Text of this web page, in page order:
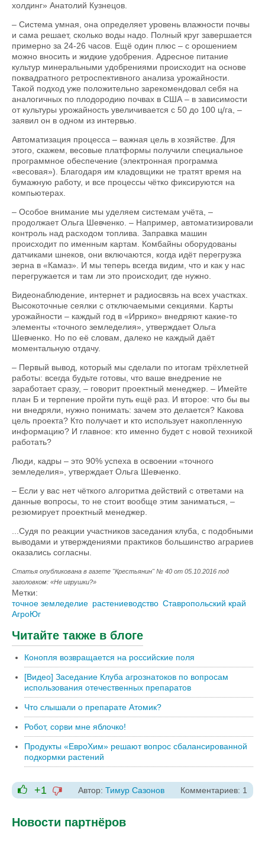
холдинг» Анатолий Кузнецов.
– Система умная, она определяет уровень влажности почвы
и сама решает, сколько воды надо. Полный круг завершается
примерно за 24-26 часов. Ещё один плюс – с орошением
можно вносить и жидкие удобрения. Адресное питание
культур минеральными удоб­рения­­ми происходит на основе
поквадратного ретроспективного анализа урожайности.
Такой подход уже положительно зарекомендовал себя на
аналогичных по плодородию почвах в США – в зависимости
от культуры урожайность увеличивается с 50 до 100 ц/га, –
заявил он в одном из интервью.
Автоматизация процесса – важная цель в хозяйстве. Для
этого, скажем, весовые платформы получили специальное
программное обеспечение (электронная программа
«весовая»). Благодаря им кладовщики не тратят время на
бумажную работу, и все процессы чётко фиксируются на
компьютерах.
– Особое внимание мы уделяем системам учёта, –
продолжает Ольга Шевченко. – Например, автоматизировали
контроль над расходом топлива. Заправка машин
происходит по именным картам. Комбайны оборудованы
датчиками шнеков, они включаются, когда идёт перегрузка
зерна в «Камаз». И мы теперь всегда видим, что и как у нас
перегружается и там ли это происходит, где нужно.
Видеонаблюдение, интернет и радиосвязь на всех участках.
Высокоточные сеялки с отключаемыми секциями. Карты
урожайности – каждый год в «Иррико» внедряют какие-то
элементы «точного земледелия», утверждает Ольга
Шевченко. Но по её словам, далеко не каждый даёт
моментальную отдачу.
– Первый вывод, который мы сделали по итогам трёхлетней
работы: всегда будьте готовы, что ваше внедрение не
заработает сразу, – говорит проектный менеджер. – Имейте
план Б и терпение пройти путь ещё раз. И второе: что бы вы
ни внедряли, нужно понимать: зачем это делается? Какова
цель проекта? Кто получает и кто использует накопленную
информацию? И главное: кто именно будет с новой техникой
работать?
Люди, кадры – это 90% успеха в освоении «точного
земледелия», утверждает Ольга Шевченко.
– Если у вас нет чёткого алгоритма действий с ответами на
данные вопросы, то не стоит вообще этим заниматься, –
резюмирует проектный менеджер.
...Судя по реакции участников заседания клуба, с подобными
выводами и утверждениями практиков большинство аграриев
оказались согласны.
Статья опубликована в газете "Крестьянин" № 40 от 05.10.2016 под
заголовком: «Не игрушки?»
Метки:
точное земледелие растениеводство Ставропольский край
АгроЮг
Читайте также в блоге
Конопля возвращается на российские поля
[Видео] Заседание Клуба агрознатоков по вопросам
использования отечественных препаратов
Что слышали о препарате Атомик?
Робот, сорви мне яблочко!
Продукты «ЕвроХим» решают вопрос сбалансированной
подкормки растений
+1
+1
-1
Автор: Тимур Сазонов Комментариев: 1
Новости партнёров